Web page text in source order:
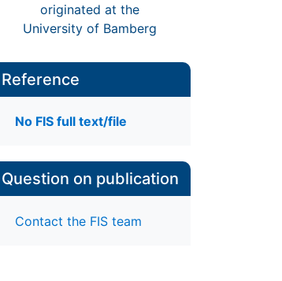
originated at the
University of Bamberg
Reference
No FIS full text/file
Question on publication
Contact the FIS team